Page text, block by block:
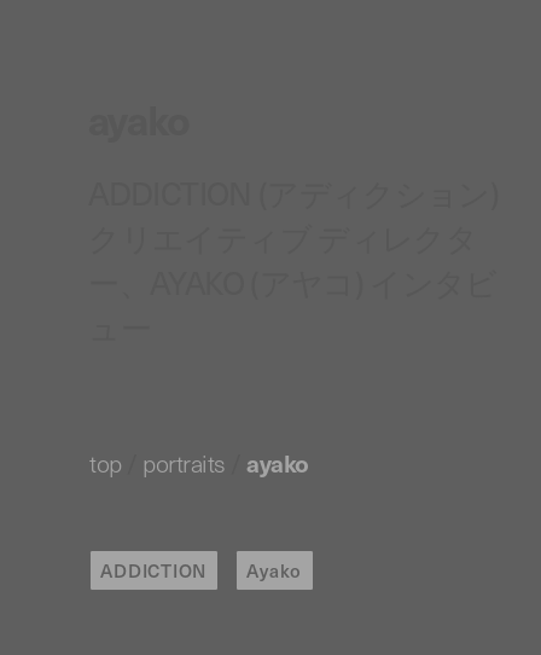
top portraits /ayako
ADDICTION Ayako